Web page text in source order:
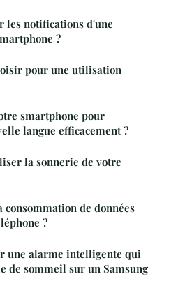
les notifications d'une
?
pour une utilisation
smartphone pour
langue efficacement ?
la sonnerie de votre
de données
?
une alarme intelligente qui
de sommeil sur un Samsung